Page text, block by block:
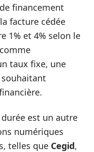
financement
facture cédée
1% et 4% selon le
taux fixe, une
durée est un autre
numériques
telles que Cegid,